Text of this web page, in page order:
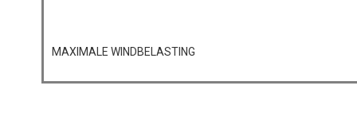
MAXIMALE WINDBELASTING